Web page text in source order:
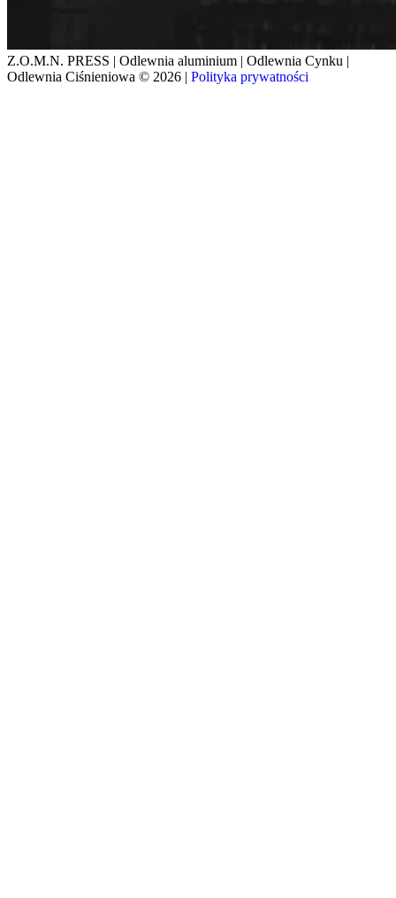
Z.O.M.N. PRESS | Odlewnia aluminium | Odlewnia Cynku |
Odlewnia Ciśnieniowa © 2026 | Polityka prywatności